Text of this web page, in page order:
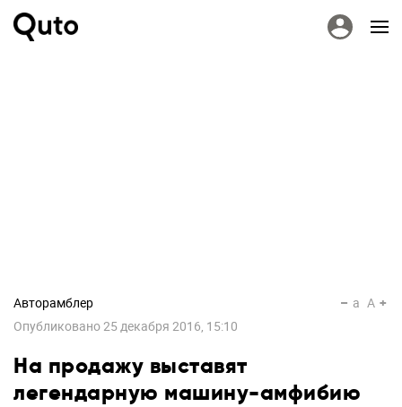
Авторамблер
Опубликовано25 декабря 2016, 15:10
a A
На продажу выставят
легендарную машину-амфибию